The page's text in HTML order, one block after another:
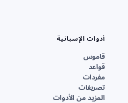
أدوات الإسبانية
قاموس
قواعد
مفردات
تصريفات
المزيد من الأدوات